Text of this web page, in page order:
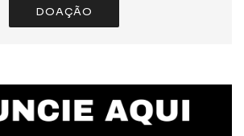
DOAÇÃO